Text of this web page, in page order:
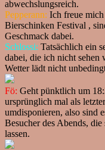
abwechslungsreich.
Pepperann: Ich freue mich
Bierschinken Festival ,
Geschmack dabei.
Schlossi: Tatsächlich ein
dabei, die ich nicht sehen
Wetter lädt nicht
Fö: Geht pünktlich um
ursprünglich mal als
umdisponieren, also sind
Besucher des Abends,
lassen.